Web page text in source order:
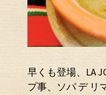
早くも登場、LA
プ事、ソパ デ リ